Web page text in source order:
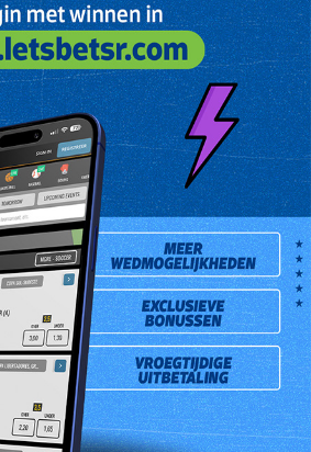
is de gelukkigie Match 3 hoofdprijswinnares
20 juli 2016. Zij kocht het winnende lot bij Shell
Maagdenstraat # 14.